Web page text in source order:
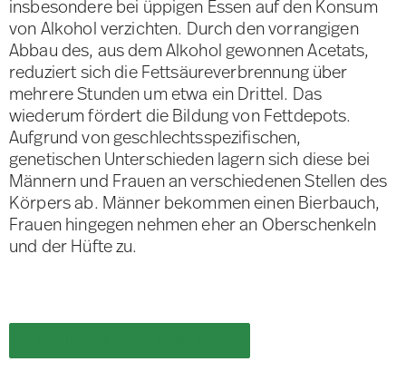
insbesondere bei üppigen Essen auf den Konsum
von Alkohol verzichten. Durch den vorrangigen
Abbau des, aus dem Alkohol gewonnen Acetats,
reduziert sich die Fettsäureverbrennung über
mehrere Stunden um etwa ein Drittel. Das
wiederum fördert die Bildung von Fettdepots.
Aufgrund von geschlechtsspezifischen,
genetischen Unterschieden lagern sich diese bei
Männern und Frauen an verschiedenen Stellen des
Körpers ab. Männer bekommen einen Bierbauch,
Frauen hingegen nehmen eher an Oberschenkeln
und der Hüfte zu.